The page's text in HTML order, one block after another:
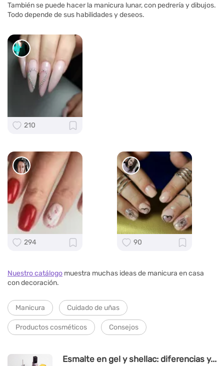
También se puede hacer la manicura lunar, con pedrería y dibujos.
Todo depende de sus habilidades y deseos.
210
294 90
Nuestro catálogo muestra muchas ideas de manicura en casa
con decoración.
Manicura Cuidado de uñas
Productos cosméticos Consejos
Esmalte en gel y shellac: diferencias y...